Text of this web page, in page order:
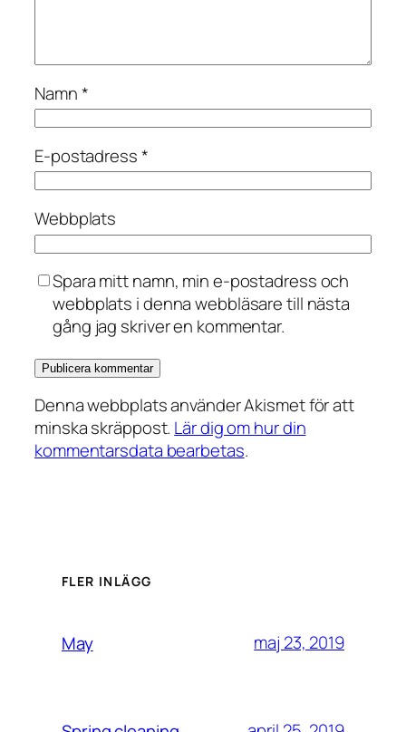
Namn*
E-postadress*
Webbplats
Spara mitt namn, min e-postadress och
webbplats i denna webbläsare till nästa
gång jag skriver en kommentar.
Denna webbplats använder Akismet för att
minska skräppost. Lär dig om hur din
kommentarsdata bearbetas.
FLER INLÄGG
May maj 23, 2019